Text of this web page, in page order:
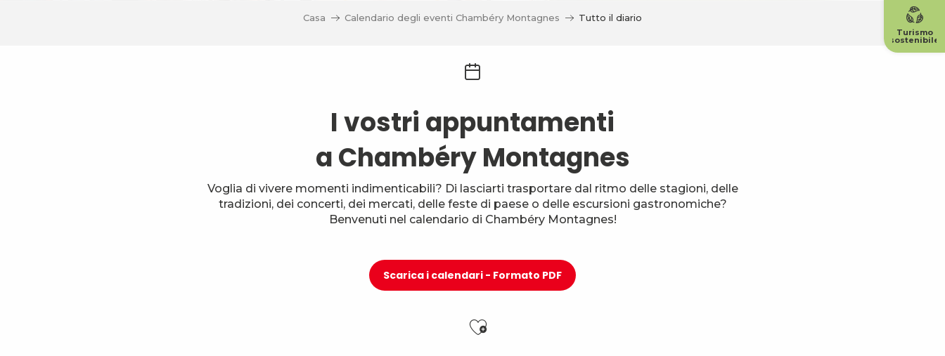
Turismo
sostenibile
Casa Calendario degli eventi Chambéry Montagnes Tutto il diario
I vostri appuntamenti
a Chambéry Montagnes
Voglia di vivere momenti indimenticabili? Di lasciarti trasportare dal ritmo delle stagioni, delle
tradizioni, dei concerti, dei mercati, delle feste di paese o delle escursioni gastronomiche?
Benvenuti nel calendario di Chambéry Montagnes!
Scarica i calendari - Formato PDF
Ajouter aux favoris